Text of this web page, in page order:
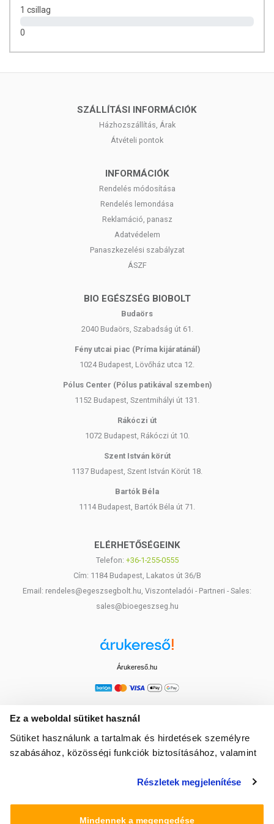
Ez a weboldal sütiket használ
Sütiket használunk a tartalmak és hirdetések személyre
szabásához, közösségi funkciók biztosításához, valamint
média-, hirdető- és elemező partnereinkkel megosztjuk az
Részletek megjelenítése
Mindennek a megengedése
kezelőorvosával. Az ajánlott napi fogyasztási mennyiséget ne lépje túl!
érzékeny vagy allergiás! Kisgyermektől elzárva tartandó!
1 csillag
0
SZÁLLÍTÁSI INFORMÁCIÓK
Házhozszállítás, Árak
Átvételi pontok
INFORMÁCIÓK
Rendelés módosítása
Rendelés lemondása
Reklamáció, panasz
Adatvédelem
Panaszkezelési szabályzat
ÁSZF
BIO EGÉSZSÉG BIOBOLT
Budaörs
2040 Budaörs, Szabadság út 61.
Fény utcai piac (Príma kijáratánál)
1024 Budapest, Lövőház utca 12.
Pólus Center (Pólus patikával szemben)
1152 Budapest, Szentmihályi út 131.
Rákóczi út
1072 Budapest, Rákóczi út 10.
Szent István körút
1137 Budapest, Szent István Körút 18.
Bartók Béla
1114 Budapest, Bartók Béla út 71.
ELÉRHETŐSÉGEINK
Telefon: +36-1-255-0555
Cím: 1184 Budapest, Lakatos út 36/B
Email: rendeles@egeszsegbolt.hu, Viszonteladói - Partneri - Sales:
sales@bioegeszseg.hu
Árukereső.hu